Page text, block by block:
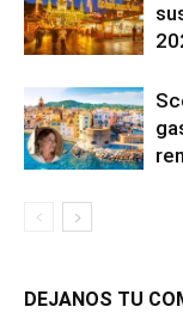
DEJANOS TU